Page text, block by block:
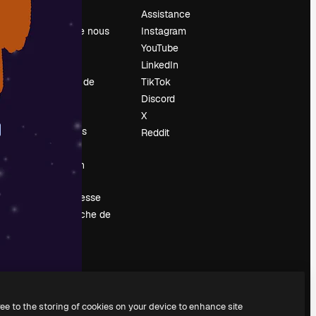
Prix
À propos de nous
Tendances de
Événements
Slidesgo
Vendre mon
Salle de presse
À la recherche de
Assistance
Instagram
YouTube
LinkedIn
TikTok
Discord
X
Reddit
to the storing of cookies on your device to enhance site